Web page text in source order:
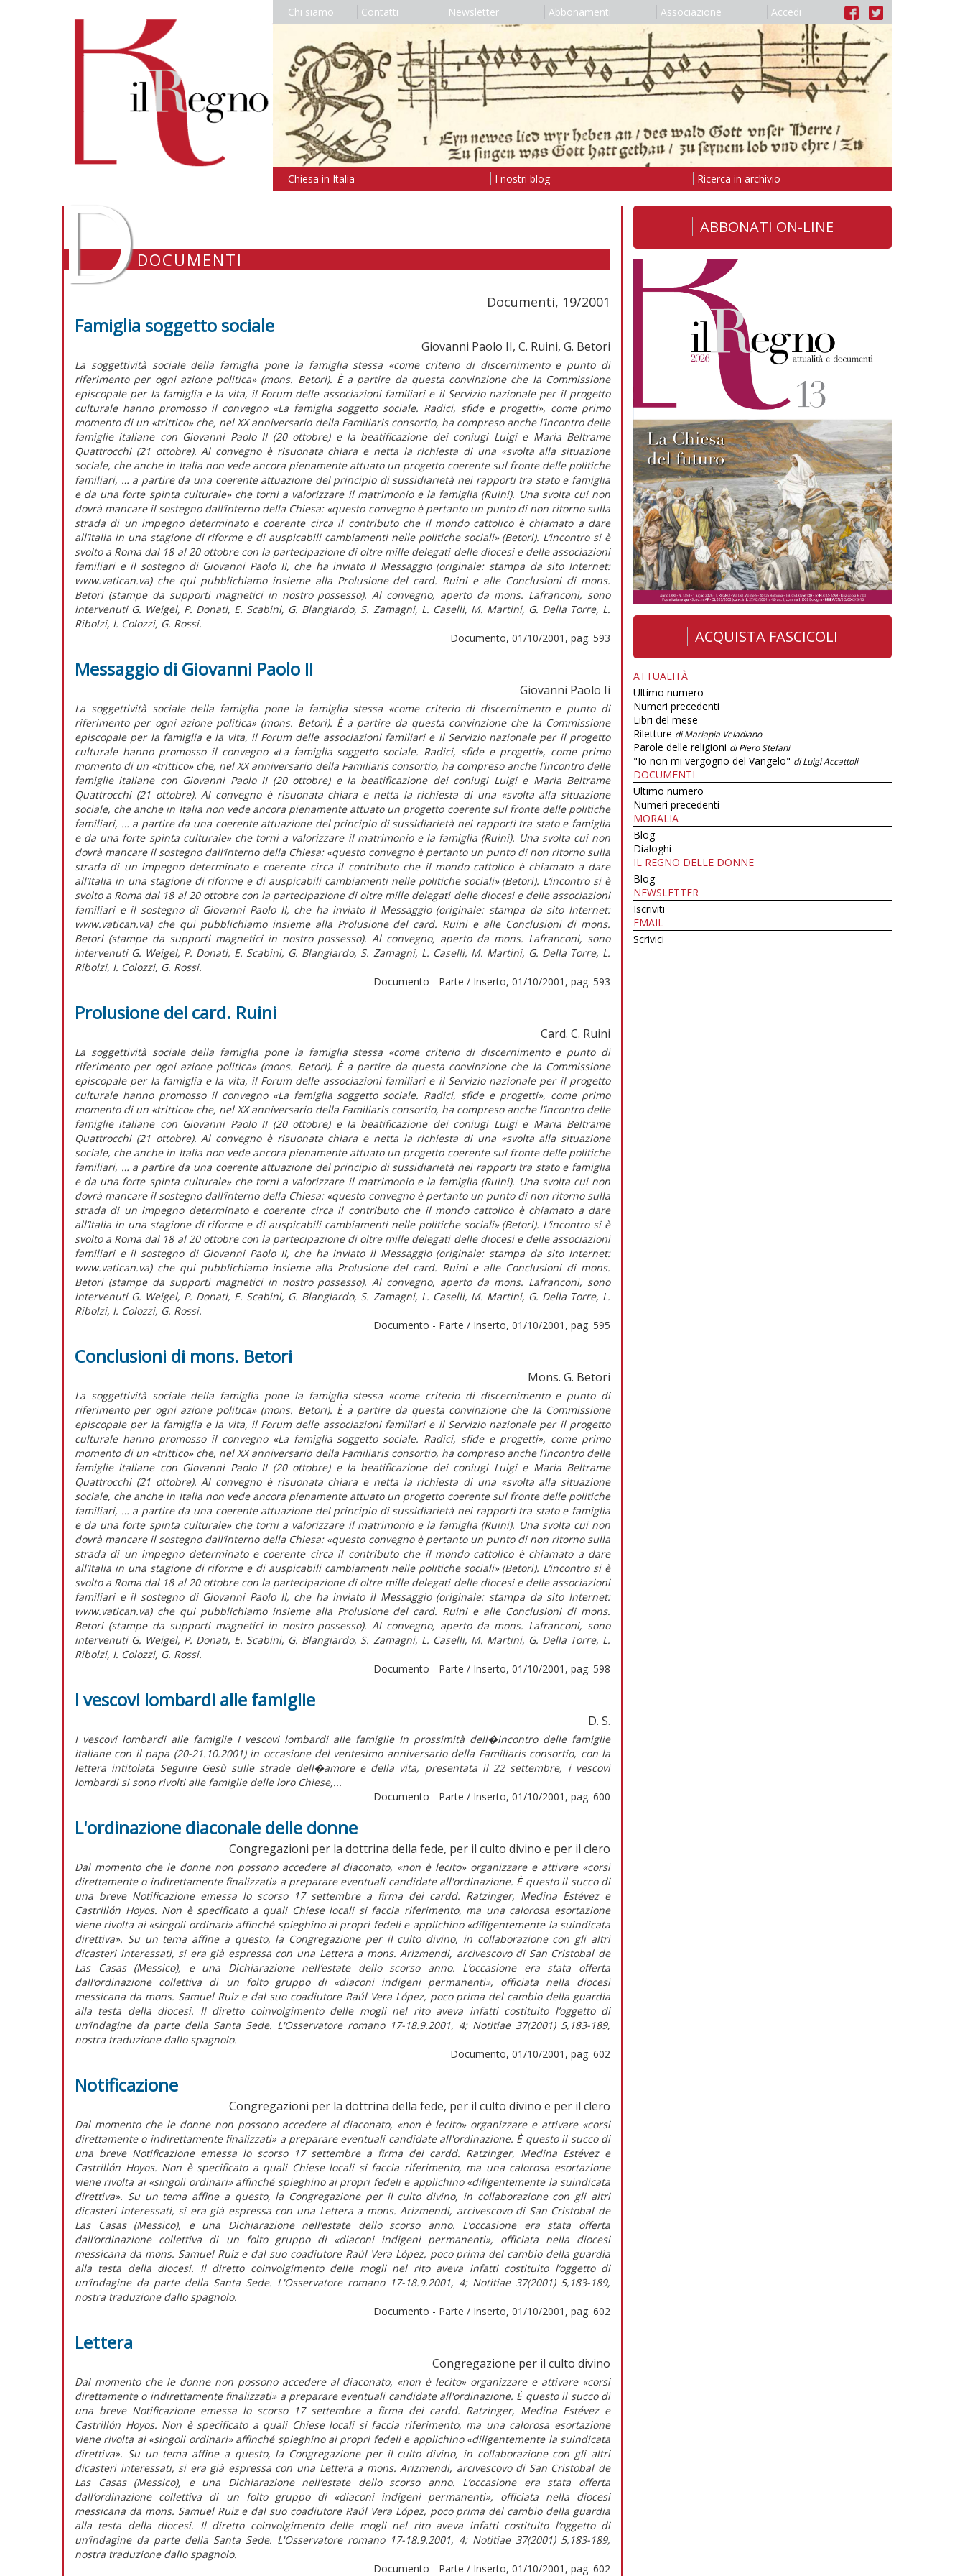
Chi siamo Contatti Newsletter Abbonamenti Associazione Accedi
Chiesa in Italia I nostri blog Ricerca in archivio
DDOCUMENTI
Documenti, 19/2001
Famiglia soggetto sociale
Giovanni Paolo II, C. Ruini, G. Betori
La soggettività sociale della famiglia pone la famiglia stessa «come criterio di discernimento e punto di
riferimento per ogni azione politica» (mons. Betori). È a partire da questa convinzione che la Commissione
episcopale per la famiglia e la vita, il Forum delle associazioni familiari e il Servizio nazionale per il progetto
culturale hanno promosso il convegno «La famiglia soggetto sociale. Radici, sfide e progetti», come primo
momento di un «trittico» che, nel XX anniversario della Familiaris consortio, ha compreso anche l’incontro delle
famiglie italiane con Giovanni Paolo II (20 ottobre) e la beatificazione dei coniugi Luigi e Maria Beltrame
Quattrocchi (21 ottobre). Al convegno è risuonata chiara e netta la richiesta di una «svolta alla situazione
sociale, che anche in Italia non vede ancora pienamente attuato un progetto coerente sul fronte delle politiche
familiari, … a partire da una coerente attuazione del principio di sussidiarietà nei rapporti tra stato e famiglia
e da una forte spinta culturale» che torni a valorizzare il matrimonio e la famiglia (Ruini). Una svolta cui non
dovrà mancare il sostegno dall’interno della Chiesa: «questo convegno è pertanto un punto di non ritorno sulla
strada di un impegno determinato e coerente circa il contributo che il mondo cattolico è chiamato a dare
all’Italia in una stagione di riforme e di auspicabili cambiamenti nelle politiche sociali» (Betori). L’incontro si è
svolto a Roma dal 18 al 20 ottobre con la partecipazione di oltre mille delegati delle diocesi e delle associazioni
familiari e il sostegno di Giovanni Paolo II, che ha inviato il Messaggio (originale: stampa da sito Internet:
www.vatican.va) che qui pubblichiamo insieme alla Prolusione del card. Ruini e alle Conclusioni di mons.
Betori (stampe da supporti magnetici in nostro possesso). Al convegno, aperto da mons. Lafranconi, sono
intervenuti G. Weigel, P. Donati, E. Scabini, G. Blangiardo, S. Zamagni, L. Caselli, M. Martini, G. Della Torre, L.
Ribolzi, I. Colozzi, G. Rossi.
Documento, 01/10/2001, pag. 593
Messaggio di Giovanni Paolo II
Giovanni Paolo Ii
La soggettività sociale della famiglia pone la famiglia stessa «come criterio di discernimento e punto di
riferimento per ogni azione politica» (mons. Betori). È a partire da questa convinzione che la Commissione
episcopale per la famiglia e la vita, il Forum delle associazioni familiari e il Servizio nazionale per il progetto
culturale hanno promosso il convegno «La famiglia soggetto sociale. Radici, sfide e progetti», come primo
momento di un «trittico» che, nel XX anniversario della Familiaris consortio, ha compreso anche l’incontro delle
famiglie italiane con Giovanni Paolo II (20 ottobre) e la beatificazione dei coniugi Luigi e Maria Beltrame
Quattrocchi (21 ottobre). Al convegno è risuonata chiara e netta la richiesta di una «svolta alla situazione
sociale, che anche in Italia non vede ancora pienamente attuato un progetto coerente sul fronte delle politiche
familiari, … a partire da una coerente attuazione del principio di sussidiarietà nei rapporti tra stato e famiglia
e da una forte spinta culturale» che torni a valorizzare il matrimonio e la famiglia (Ruini). Una svolta cui non
dovrà mancare il sostegno dall’interno della Chiesa: «questo convegno è pertanto un punto di non ritorno sulla
strada di un impegno determinato e coerente circa il contributo che il mondo cattolico è chiamato a dare
all’Italia in una stagione di riforme e di auspicabili cambiamenti nelle politiche sociali» (Betori). L’incontro si è
svolto a Roma dal 18 al 20 ottobre con la partecipazione di oltre mille delegati delle diocesi e delle associazioni
familiari e il sostegno di Giovanni Paolo II, che ha inviato il Messaggio (originale: stampa da sito Internet:
www.vatican.va) che qui pubblichiamo insieme alla Prolusione del card. Ruini e alle Conclusioni di mons.
Betori (stampe da supporti magnetici in nostro possesso). Al convegno, aperto da mons. Lafranconi, sono
intervenuti G. Weigel, P. Donati, E. Scabini, G. Blangiardo, S. Zamagni, L. Caselli, M. Martini, G. Della Torre, L.
Ribolzi, I. Colozzi, G. Rossi.
Documento - Parte / Inserto, 01/10/2001, pag. 593
Prolusione del card. Ruini
Card. C. Ruini
La soggettività sociale della famiglia pone la famiglia stessa «come criterio di discernimento e punto di
riferimento per ogni azione politica» (mons. Betori). È a partire da questa convinzione che la Commissione
episcopale per la famiglia e la vita, il Forum delle associazioni familiari e il Servizio nazionale per il progetto
culturale hanno promosso il convegno «La famiglia soggetto sociale. Radici, sfide e progetti», come primo
momento di un «trittico» che, nel XX anniversario della Familiaris consortio, ha compreso anche l’incontro delle
famiglie italiane con Giovanni Paolo II (20 ottobre) e la beatificazione dei coniugi Luigi e Maria Beltrame
Quattrocchi (21 ottobre). Al convegno è risuonata chiara e netta la richiesta di una «svolta alla situazione
sociale, che anche in Italia non vede ancora pienamente attuato un progetto coerente sul fronte delle politiche
familiari, … a partire da una coerente attuazione del principio di sussidiarietà nei rapporti tra stato e famiglia
e da una forte spinta culturale» che torni a valorizzare il matrimonio e la famiglia (Ruini). Una svolta cui non
dovrà mancare il sostegno dall’interno della Chiesa: «questo convegno è pertanto un punto di non ritorno sulla
strada di un impegno determinato e coerente circa il contributo che il mondo cattolico è chiamato a dare
all’Italia in una stagione di riforme e di auspicabili cambiamenti nelle politiche sociali» (Betori). L’incontro si è
svolto a Roma dal 18 al 20 ottobre con la partecipazione di oltre mille delegati delle diocesi e delle associazioni
familiari e il sostegno di Giovanni Paolo II, che ha inviato il Messaggio (originale: stampa da sito Internet:
www.vatican.va) che qui pubblichiamo insieme alla Prolusione del card. Ruini e alle Conclusioni di mons.
Betori (stampe da supporti magnetici in nostro possesso). Al convegno, aperto da mons. Lafranconi, sono
intervenuti G. Weigel, P. Donati, E. Scabini, G. Blangiardo, S. Zamagni, L. Caselli, M. Martini, G. Della Torre, L.
Ribolzi, I. Colozzi, G. Rossi.
Documento - Parte / Inserto, 01/10/2001, pag. 595
Conclusioni di mons. Betori
Mons. G. Betori
La soggettività sociale della famiglia pone la famiglia stessa «come criterio di discernimento e punto di
riferimento per ogni azione politica» (mons. Betori). È a partire da questa convinzione che la Commissione
episcopale per la famiglia e la vita, il Forum delle associazioni familiari e il Servizio nazionale per il progetto
culturale hanno promosso il convegno «La famiglia soggetto sociale. Radici, sfide e progetti», come primo
momento di un «trittico» che, nel XX anniversario della Familiaris consortio, ha compreso anche l’incontro delle
famiglie italiane con Giovanni Paolo II (20 ottobre) e la beatificazione dei coniugi Luigi e Maria Beltrame
Quattrocchi (21 ottobre). Al convegno è risuonata chiara e netta la richiesta di una «svolta alla situazione
sociale, che anche in Italia non vede ancora pienamente attuato un progetto coerente sul fronte delle politiche
familiari, … a partire da una coerente attuazione del principio di sussidiarietà nei rapporti tra stato e famiglia
e da una forte spinta culturale» che torni a valorizzare il matrimonio e la famiglia (Ruini). Una svolta cui non
dovrà mancare il sostegno dall’interno della Chiesa: «questo convegno è pertanto un punto di non ritorno sulla
strada di un impegno determinato e coerente circa il contributo che il mondo cattolico è chiamato a dare
all’Italia in una stagione di riforme e di auspicabili cambiamenti nelle politiche sociali» (Betori). L’incontro si è
svolto a Roma dal 18 al 20 ottobre con la partecipazione di oltre mille delegati delle diocesi e delle associazioni
familiari e il sostegno di Giovanni Paolo II, che ha inviato il Messaggio (originale: stampa da sito Internet:
www.vatican.va) che qui pubblichiamo insieme alla Prolusione del card. Ruini e alle Conclusioni di mons.
Betori (stampe da supporti magnetici in nostro possesso). Al convegno, aperto da mons. Lafranconi, sono
intervenuti G. Weigel, P. Donati, E. Scabini, G. Blangiardo, S. Zamagni, L. Caselli, M. Martini, G. Della Torre, L.
Ribolzi, I. Colozzi, G. Rossi.
Documento - Parte / Inserto, 01/10/2001, pag. 598
I vescovi lombardi alle famiglie
D. S.
I vescovi lombardi alle famiglie I vescovi lombardi alle famiglie In prossimità dell�incontro delle famiglie
italiane con il papa (20-21.10.2001) in occasione del ventesimo anniversario della Familiaris consortio, con la
lettera intitolata Seguire Gesù sulle strade dell�amore e della vita, presentata il 22 settembre, i vescovi
lombardi si sono rivolti alle famiglie delle loro Chiese,...
Documento - Parte / Inserto, 01/10/2001, pag. 600
L'ordinazione diaconale delle donne
Congregazioni per la dottrina della fede, per il culto divino e per il clero
Dal momento che le donne non possono accedere al diaconato, «non è lecito» organizzare e attivare «corsi
direttamente o indirettamente finalizzati» a preparare eventuali candidate all'ordinazione. È questo il succo di
una breve Notificazione emessa lo scorso 17 settembre a firma dei cardd. Ratzinger, Medina Estévez e
Castrillón Hoyos. Non è specificato a quali Chiese locali si faccia riferimento, ma una calorosa esortazione
viene rivolta ai «singoli ordinari» affinché spieghino ai propri fedeli e applichino «diligentemente la suindicata
direttiva». Su un tema affine a questo, la Congregazione per il culto divino, in collaborazione con gli altri
dicasteri interessati, si era già espressa con una Lettera a mons. Arizmendi, arcivescovo di San Cristobal de
Las Casas (Messico), e una Dichiarazione nell’estate dello scorso anno. L’occasione era stata offerta
dall’ordinazione collettiva di un folto gruppo di «diaconi indigeni permanenti», officiata nella diocesi
messicana da mons. Samuel Ruiz e dal suo coadiutore Raúl Vera López, poco prima del cambio della guardia
alla testa della diocesi. Il diretto coinvolgimento delle mogli nel rito aveva infatti costituito l’oggetto di
un’indagine da parte della Santa Sede. L'Osservatore romano 17-18.9.2001, 4; Notitiae 37(2001) 5,183-189,
nostra traduzione dallo spagnolo.
Documento, 01/10/2001, pag. 602
Notificazione
Congregazioni per la dottrina della fede, per il culto divino e per il clero
Dal momento che le donne non possono accedere al diaconato, «non è lecito» organizzare e attivare «corsi
direttamente o indirettamente finalizzati» a preparare eventuali candidate all'ordinazione. È questo il succo di
una breve Notificazione emessa lo scorso 17 settembre a firma dei cardd. Ratzinger, Medina Estévez e
Castrillón Hoyos. Non è specificato a quali Chiese locali si faccia riferimento, ma una calorosa esortazione
viene rivolta ai «singoli ordinari» affinché spieghino ai propri fedeli e applichino «diligentemente la suindicata
direttiva». Su un tema affine a questo, la Congregazione per il culto divino, in collaborazione con gli altri
dicasteri interessati, si era già espressa con una Lettera a mons. Arizmendi, arcivescovo di San Cristobal de
Las Casas (Messico), e una Dichiarazione nell’estate dello scorso anno. L’occasione era stata offerta
dall’ordinazione collettiva di un folto gruppo di «diaconi indigeni permanenti», officiata nella diocesi
messicana da mons. Samuel Ruiz e dal suo coadiutore Raúl Vera López, poco prima del cambio della guardia
alla testa della diocesi. Il diretto coinvolgimento delle mogli nel rito aveva infatti costituito l’oggetto di
un’indagine da parte della Santa Sede. L'Osservatore romano 17-18.9.2001, 4; Notitiae 37(2001) 5,183-189,
nostra traduzione dallo spagnolo.
Documento - Parte / Inserto, 01/10/2001, pag. 602
Lettera
Congregazione per il culto divino
Dal momento che le donne non possono accedere al diaconato, «non è lecito» organizzare e attivare «corsi
direttamente o indirettamente finalizzati» a preparare eventuali candidate all'ordinazione. È questo il succo di
una breve Notificazione emessa lo scorso 17 settembre a firma dei cardd. Ratzinger, Medina Estévez e
Castrillón Hoyos. Non è specificato a quali Chiese locali si faccia riferimento, ma una calorosa esortazione
viene rivolta ai «singoli ordinari» affinché spieghino ai propri fedeli e applichino «diligentemente la suindicata
direttiva». Su un tema affine a questo, la Congregazione per il culto divino, in collaborazione con gli altri
dicasteri interessati, si era già espressa con una Lettera a mons. Arizmendi, arcivescovo di San Cristobal de
Las Casas (Messico), e una Dichiarazione nell’estate dello scorso anno. L’occasione era stata offerta
dall’ordinazione collettiva di un folto gruppo di «diaconi indigeni permanenti», officiata nella diocesi
messicana da mons. Samuel Ruiz e dal suo coadiutore Raúl Vera López, poco prima del cambio della guardia
alla testa della diocesi. Il diretto coinvolgimento delle mogli nel rito aveva infatti costituito l’oggetto di
un’indagine da parte della Santa Sede. L'Osservatore romano 17-18.9.2001, 4; Notitiae 37(2001) 5,183-189,
nostra traduzione dallo spagnolo.
Documento - Parte / Inserto, 01/10/2001, pag. 602
ABBONATI ON-LINE
ACQUISTA FASCICOLI
ATTUALITÀ
Ultimo numero
Numeri precedenti
Libri del mese
Riletture di Mariapia Veladiano
Parole delle religioni di Piero Stefani
"Io non mi vergogno del Vangelo" di Luigi Accattoli
DOCUMENTI
Ultimo numero
Numeri precedenti
MORALIA
Blog
Dialoghi
IL REGNO DELLE DONNE
Blog
NEWSLETTER
Iscriviti
EMAIL
Scrivici